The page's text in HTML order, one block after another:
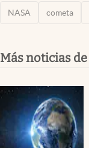
NASA cometa
Más noticias de